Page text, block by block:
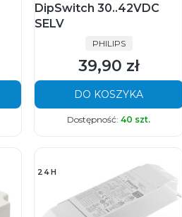
DipSwitch 30..42VDC
SELV
PRODUCENT
PHILIPS
Cena
39,90 zł
DO KOSZYKA
Dostępność:40 szt.
24H